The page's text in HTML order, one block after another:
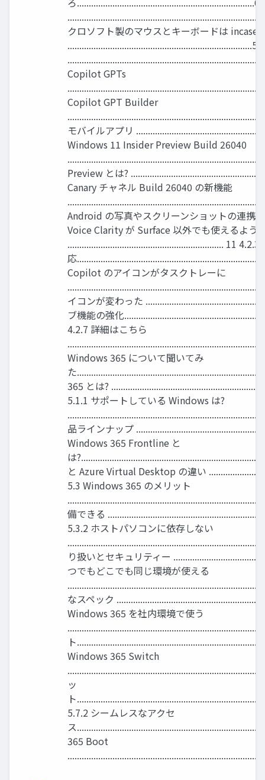
クロソフト製のマウスとキーボードは incase
Copilot GPTs
Copilot GPT Builder
モバイルアプリ
Windows 11 Insider Preview Build 26040
Preview とは?
Canary チャネル Build 26040 の新機能
Android の写真やスクリーンショットの連携
Voice Clarity が Surface 以外でも使えるよう
.................................................................. 11
応
Copilot のアイコンがタスクトレーに
イコンが変わった
ブ機能の強化
4.2.7 詳細はこちら
Windows 365 について聞いてみ
た
365 とは?
5.1.1 サポートしている Windows は?
品ラインナップ
Windows 365 Frontline と
は
と Azure Virtual Desktop の違い
5.3 Windows 365 のメリット
備できる
5.3.2 ホストパソコンに依存しない
り扱いとセキュリティー
つでもどこでも同じ環境が使える
なスペック
Windows 365 を社内環境で使う
ト
Windows 365 Switch
ッ
ト
5.7.2 シームレスなアクセ
ス
365 Boot